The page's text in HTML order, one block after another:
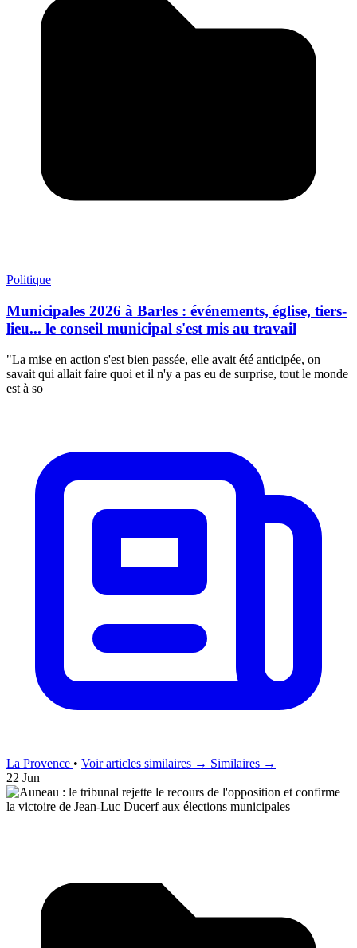
Politique
Municipales 2026 à Barles : événements, église, tiers-
lieu... le conseil municipal s'est mis au travail
"La mise en action s'est bien passée, elle avait été anticipée, on
savait qui allait faire quoi et il n'y a pas eu de surprise, tout le monde
est à so
La Provence • Voir articles similaires → Similaires →
22 Jun